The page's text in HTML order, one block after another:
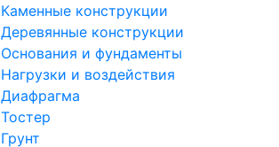
Каменные конструкции
Деревянные конструкции
Основания и фундаменты
Нагрузки и воздействия
Диафрагма
Тостер
Грунт